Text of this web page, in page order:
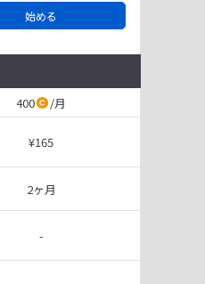
始める
400 /月
¥165
2ヶ月
-